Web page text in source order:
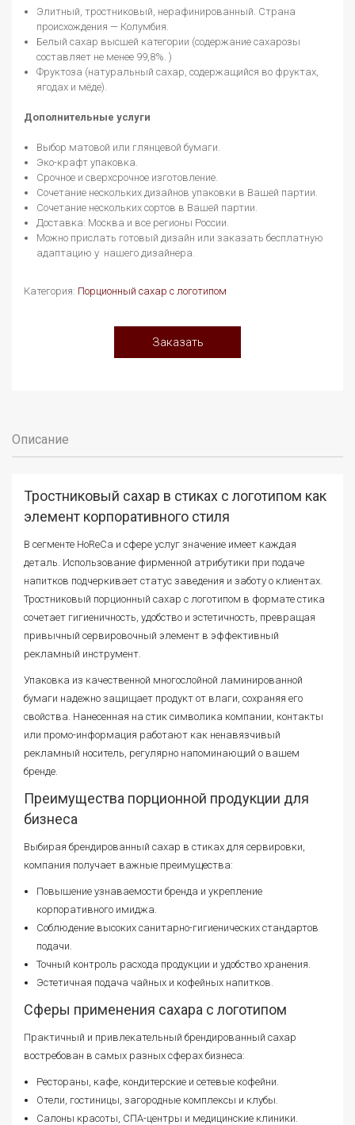
Элитный, тростниковый, нерафинированный. Страна
происхождения — Колумбия.
Белый сахар высшей категории (содержание сахарозы
составляет не менее 99,8%. )
Фруктоза (натуральный сахар, содержащийся во фруктах,
ягодах и мёде).
Дополнительные услуги
Выбор матовой или глянцевой бумаги.
Эко-крафт упаковка.
Срочное и сверхсрочное изготовление.
Сочетание нескольких дизайнов упаковки в Вашей партии.
Сочетание нескольких сортов в Вашей партии.
Доставка: Москва и все регионы России.
Можно прислать готовый дизайн или заказать бесплатную
адаптацию у нашего дизайнера.
Категория: Порционный сахар с логотипом
Заказать
Описание
Тростниковый сахар в стиках с логотипом как
элемент корпоративного стиля
В сегменте HoReCa и сфере услуг значение имеет каждая
деталь. Использование фирменной атрибутики при подаче
напитков подчеркивает статус заведения и заботу о клиентах.
Тростниковый порционный сахар с логотипом в формате стика
сочетает гигиеничность, удобство и эстетичность, превращая
привычный сервировочный элемент в эффективный
рекламный инструмент.
Упаковка из качественной многослойной ламинированной
бумаги надежно защищает продукт от влаги, сохраняя его
свойства. Нанесенная на стик символика компании, контакты
или промо-информация работают как ненавязчивый
рекламный носитель, регулярно напоминающий о вашем
бренде.
Преимущества порционной продукции для
бизнеса
Выбирая брендированный сахар в стиках для сервировки,
компания получает важные преимущества:
Повышение узнаваемости бренда и укрепление
корпоративного имиджа.
Соблюдение высоких санитарно-гигиенических стандартов
подачи.
Точный контроль расхода продукции и удобство хранения.
Эстетичная подача чайных и кофейных напитков.
Сферы применения сахара с логотипом
Практичный и привлекательный брендированный сахар
востребован в самых разных сферах бизнеса:
Рестораны, кафе, кондитерские и сетевые кофейни.
Отели, гостиницы, загородные комплексы и клубы.
Салоны красоты, СПА-центры и медицинские клиники.